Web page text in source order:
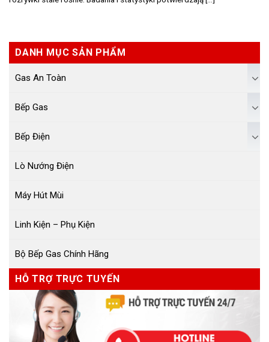
DANH MỤC SẢN PHẨM
Gas An Toàn
Bếp Gas
Bếp Điện
Lò Nướng Điện
Máy Hút Mùi
Linh Kiện – Phụ Kiện
Bộ Bếp Gas Chính Hãng
HỖ TRỢ TRỰC TUYẾN